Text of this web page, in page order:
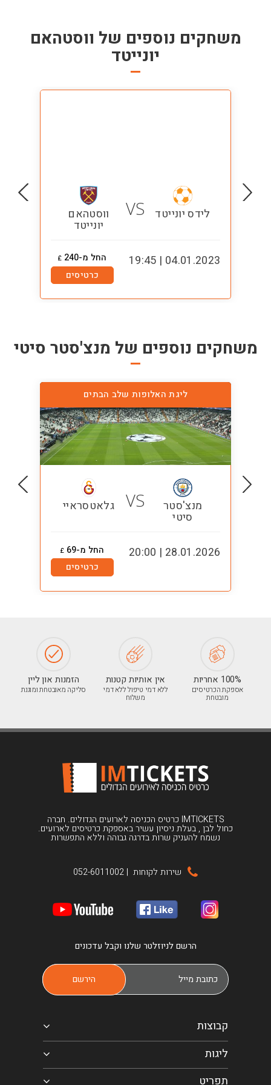
משחקים נוספים של ווסטהאם
יונייטד
לידס יונייטד VS ווסטהאם
יונייטד
04.01.2023 | 19:45 החל מ-240 £
כרטיסים
משחקים נוספים של מנצ'סטר סיטי
ליגת האלופות שלב הבתים
מנצ'סטר
סיטי
VS גלאטסראיי
28.01.2026 | 20:00 החל מ-69 £
כרטיסים
100% אחריות
אספקת הכרטיסים
מובטחת
אין אותיות קטנות
ללא דמי טיפול ללא דמי
משלוח
הזמנות און ליין
סליקה מאובטחת ומוגנת
IMTICKETS כרטיס הכניסה לארועים הגדולים. חברה
כחול לבן , בעלת ניסיון עשיר באספקת כרטיסים לארועים.
נשמח להעניק שרות בדרגה גבוהה וללא התפשרות
שירות לקוחות |
052-6011002
הרשם לניוזלטר שלנו וקבל עדכונים
קבוצות
ליגות
תפריט